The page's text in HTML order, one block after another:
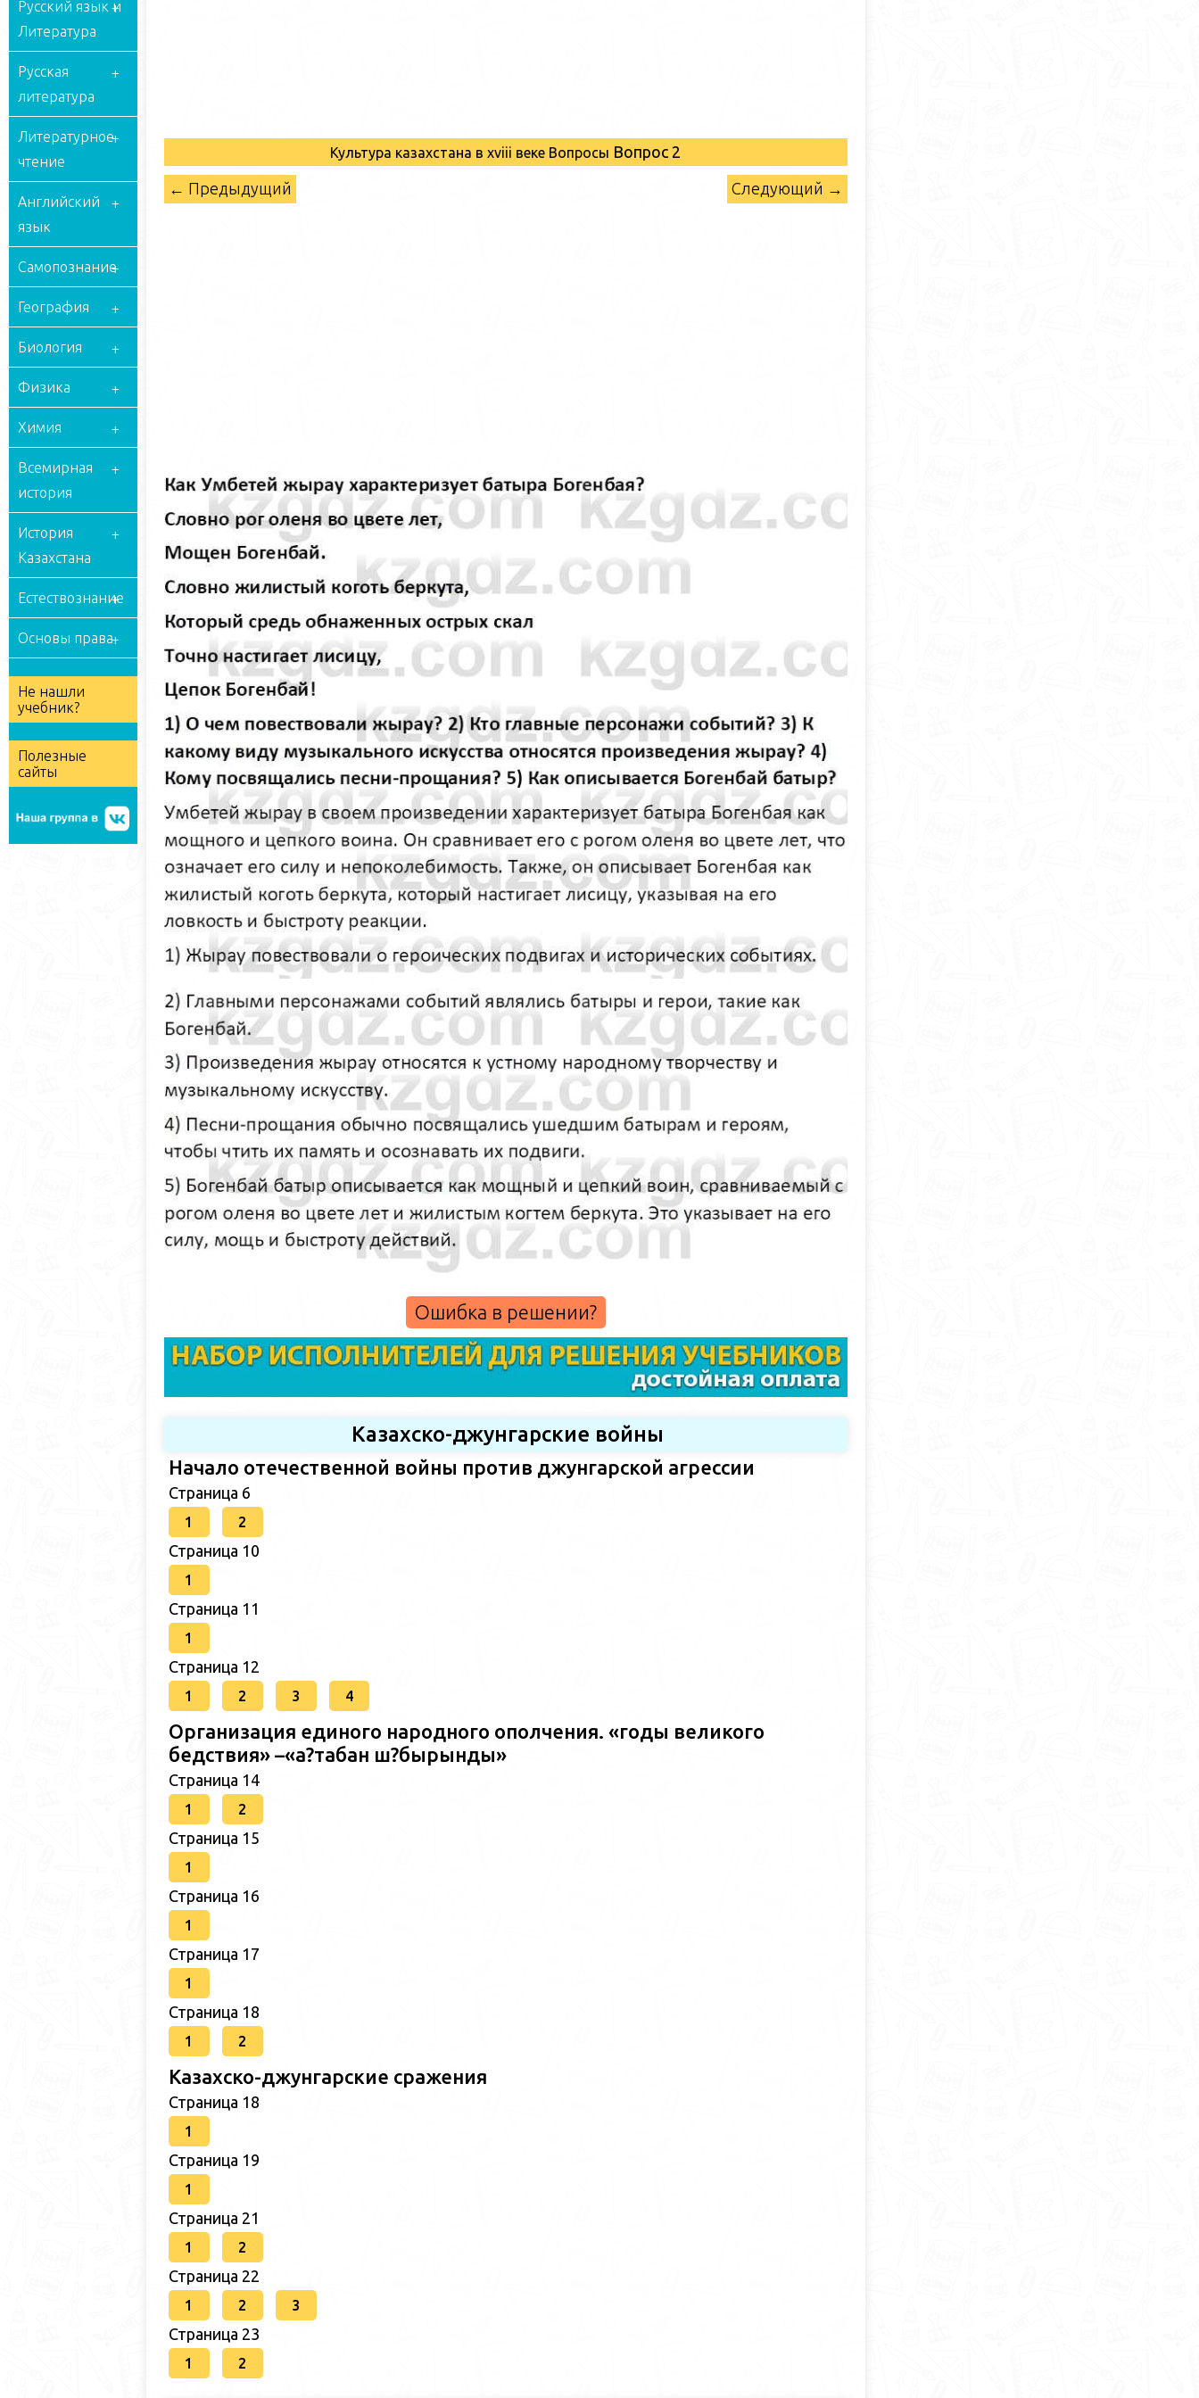
Русский язык и
Литература
Русская
литература
Литературное
чтение
Английский
язык
Самопознание
География
Биология
Физика
Химия
Всемирная
история
История
Казахстана
Естествознание
Основы права
Не нашли
учебник?
Полезные
сайты
Культура казахстана в xviii веке Вопросы Вопрос 2
← Предыдущий Следующий →
Ошибка в решении?
Казахско-джунгарские войны
Начало отечественной войны против джунгарской агрессии
Страница 6
1 2
Страница 10
1
Страница 11
1
Страница 12
1 2 3 4
Организация единого народного ополчения. «годы великого
бедствия» –«а?табан ш?бырынды»
Страница 14
1 2
Страница 15
1
Страница 16
1
Страница 17
1
Страница 18
1 2
Казахско-джунгарские сражения
Страница 18
1
Страница 19
1
Страница 21
1 2
Страница 22
1 2 3
Страница 23
1 2